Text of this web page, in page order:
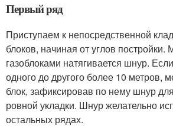
Первый ряд
Приступаем к непосредственной
блоков, начиная от углов
газоблоками натягивается шнур.
одного до другого более 10 метров,
блок, зафиксировав по нему шнур
ровной укладки. Шнур желательно
остальных рядах.